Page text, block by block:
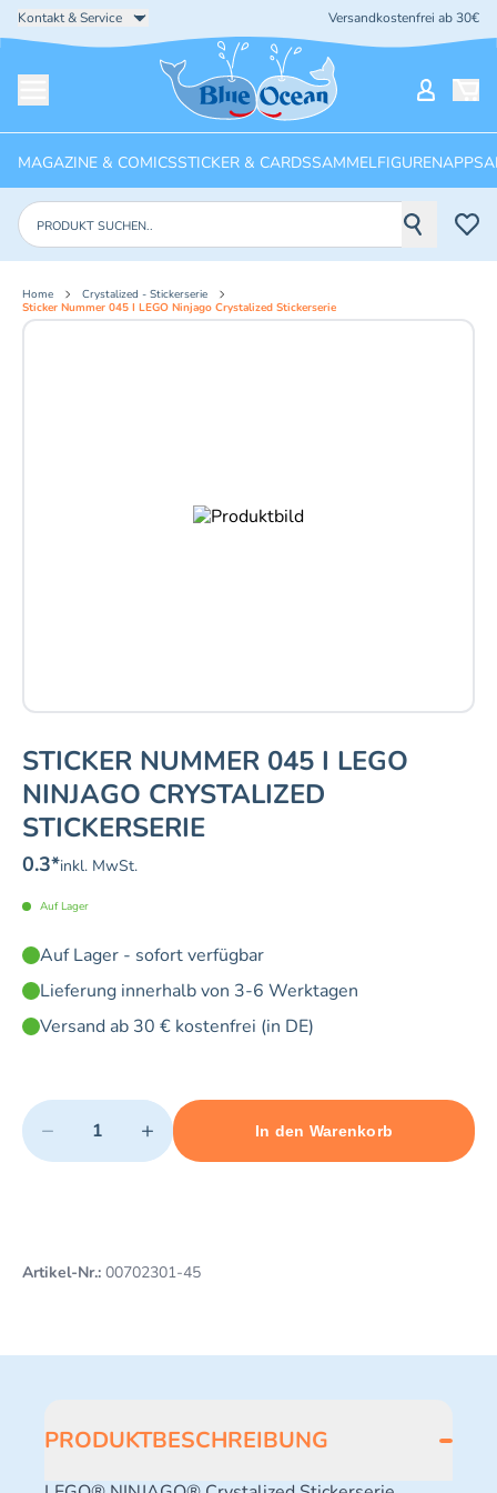
Kontakt & Service Versandkostenfrei ab 30€
Startseite
MAGAZINE & COMICSSTICKER & CARDSSAMMELFIGURENAPPS
Produkte suchen
Home
Crystalized - Stickerserie
Sticker Nummer 045 I LEGO Ninjago Crystalized Stickerserie
STICKER NUMMER 045 I LEGO
NINJAGO CRYSTALIZED
STICKERSERIE
0.3*inkl. MwSt.
Auf Lager
Auf Lager - sofort verfügbar
Lieferung innerhalb von 3-6 Werktagen
Versand ab 30 € kostenfrei (in DE)
Quantity
− +
Minimum quantity: 1 Maximum quantity: 3
In den Warenkorb
Add 1 item to cart
Artikel-Nr.: 00702301-45
PRODUKTBESCHREIBUNG